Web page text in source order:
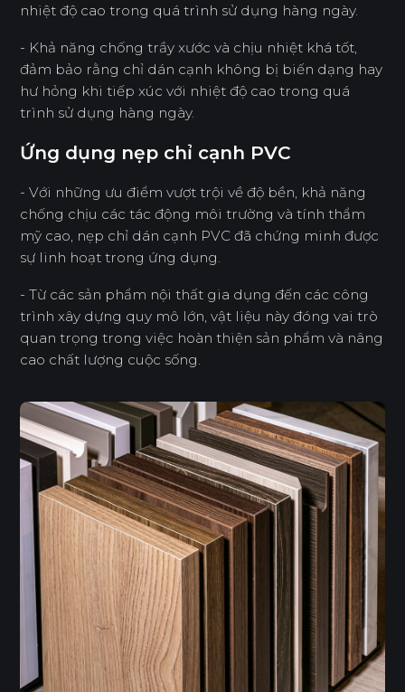
nhiệt độ cao trong quá trình sử dụng hàng ngày.
- Khả năng chống trầy xước và chịu nhiệt khá tốt,
đảm bảo rằng chỉ dán cạnh không bị biến dạng hay
hư hỏng khi tiếp xúc với nhiệt độ cao trong quá
trình sử dụng hàng ngày.
Ứng dụng nẹp chỉ cạnh PVC
- Với những ưu điểm vượt trội về độ bền, khả năng
chống chịu các tác động môi trường và tính thẩm
mỹ cao, nẹp chỉ dán cạnh PVC đã chứng minh được
sự linh hoạt trong ứng dụng.
- Từ các sản phẩm nội thất gia dụng đến các công
trình xây dựng quy mô lớn, vật liệu này đóng vai trò
quan trọng trong việc hoàn thiện sản phẩm và nâng
cao chất lượng cuộc sống.